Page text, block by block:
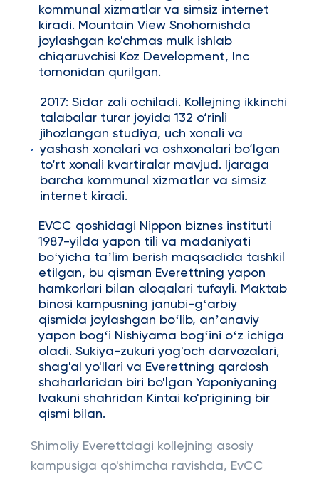
kommunal xizmatlar va simsiz internet
kiradi. Mountain View Snohomishda
joylashgan ko'chmas mulk ishlab
chiqaruvchisi Koz Development, Inc
tomonidan qurilgan.
2017: Sidar zali ochiladi. Kollejning ikkinchi
talabalar turar joyida 132 o‘rinli
jihozlangan studiya, uch xonali va
yashash xonalari va oshxonalari bo‘lgan
to‘rt xonali kvartiralar mavjud. Ijaraga
barcha kommunal xizmatlar va simsiz
internet kiradi.
EVCC qoshidagi Nippon biznes instituti
1987-yilda yapon tili va madaniyati
boʻyicha taʼlim berish maqsadida tashkil
etilgan, bu qisman Everettning yapon
hamkorlari bilan aloqalari tufayli. Maktab
binosi kampusning janubi-gʻarbiy
qismida joylashgan boʻlib, anʼanaviy
yapon bogʻi Nishiyama bogʻini oʻz ichiga
oladi. Sukiya-zukuri yog'och darvozalari,
shag'al yo'llari va Everettning qardosh
shaharlaridan biri bo'lgan Yaponiyaning
Ivakuni shahridan Kintai ko'prigining bir
qismi bilan.
Shimoliy Everettdagi kollejning asosiy
kampusiga qo'shimcha ravishda, EvCC